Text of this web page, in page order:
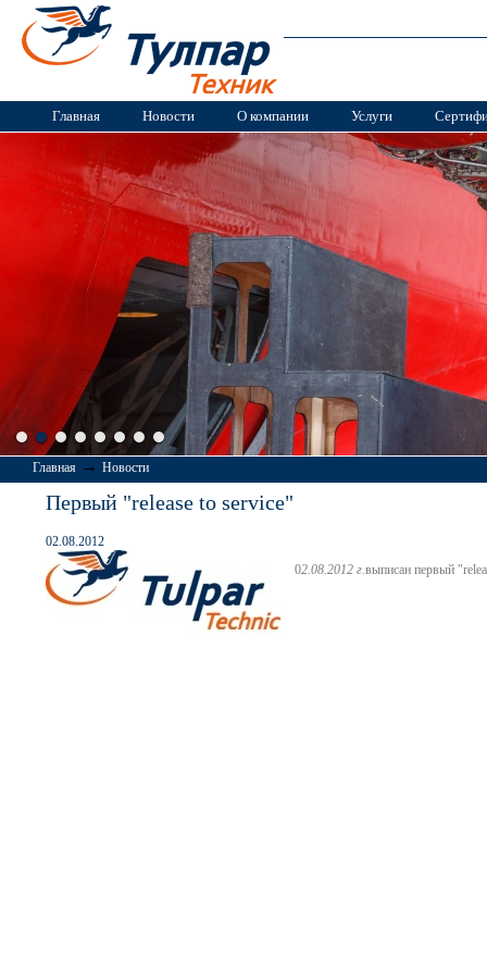
Главная Новости О компании Услуги
Главная → Новости
Первый "release to service"
02.08.2012
02.08.2012 г.выписан первый